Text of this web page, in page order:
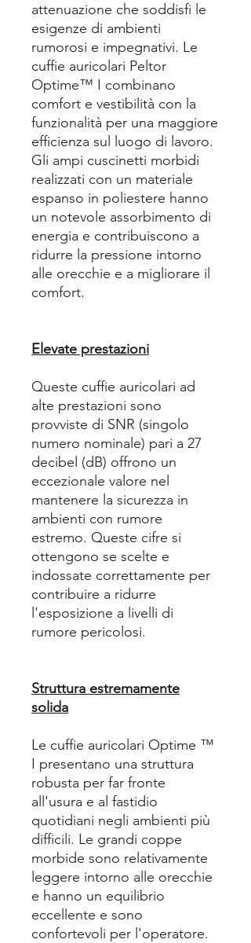
attenuazione che soddisfi le
esigenze di ambienti
rumorosi e impegnativi. Le
cuffie auricolari Peltor
Optime™ I combinano
comfort e vestibilità con la
funzionalità per una maggiore
efficienza sul luogo di lavoro.
Gli ampi cuscinetti morbidi
realizzati con un materiale
espanso in poliestere hanno
un notevole assorbimento di
energia e contribuiscono a
ridurre la pressione intorno
alle orecchie e a migliorare il
comfort.
Elevate prestazioni
Queste cuffie auricolari ad
alte prestazioni sono
provviste di SNR (singolo
numero nominale) pari a 27
decibel (dB) offrono un
eccezionale valore nel
mantenere la sicurezza in
ambienti con rumore
estremo. Queste cifre si
ottengono se scelte e
indossate correttamente per
contribuire a ridurre
l'esposizione a livelli di
rumore pericolosi.
Struttura estremamente
solida
Le cuffie auricolari Optime ™
I presentano una struttura
robusta per far fronte
all'usura e al fastidio
quotidiani negli ambienti più
difficili. Le grandi coppe
morbide sono relativamente
leggere intorno alle orecchie
e hanno un equilibrio
eccellente e sono
confortevoli per l'operatore.